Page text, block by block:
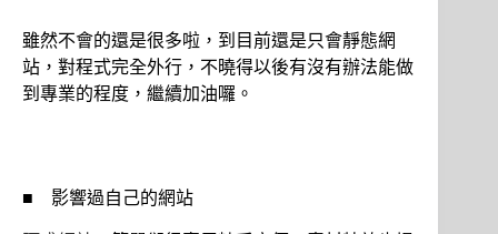
雖然不會的還是很多啦，到目前還是只會靜態網
站，對程式完全外行，不曉得以後有沒有辦法能做
到專業的程度，繼續加油囉。
■ 影響過自己的網站